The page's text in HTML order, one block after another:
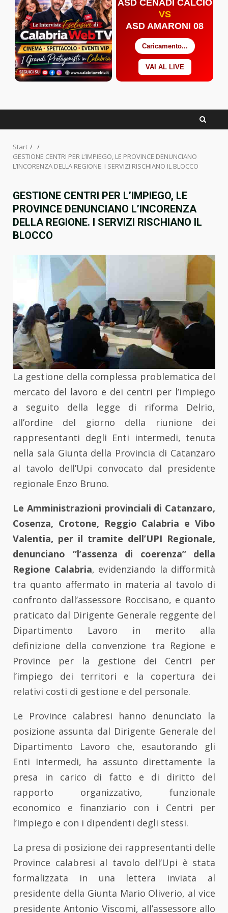
ASD CENADI CALCIO
VS
ASD AMARONI 08
Caricamento...
VAI AL LIVE
Start
GESTIONE CENTRI PER L’IMPIEGO, LE PROVINCE DENUNCIANO
L’INCORENZA DELLA REGIONE. I SERVIZI RISCHIANO IL BLOCCO
GESTIONE CENTRI PER L’IMPIEGO, LE
PROVINCE DENUNCIANO L’INCORENZA
DELLA REGIONE. I SERVIZI RISCHIANO IL
BLOCCO
La gestione della complessa problematica del
mercato del lavoro e dei centri per l’impiego
a seguito della legge di riforma Delrio,
all’ordine del giorno della riunione dei
rappresentanti degli Enti intermedi, tenuta
nella sala Giunta della Provincia di Catanzaro
al tavolo dell’Upi convocato dal presidente
regionale Enzo Bruno.
Le Amministrazioni provinciali di Catanzaro,
Cosenza, Crotone, Reggio Calabria e Vibo
Valentia, per il tramite dell’UPI Regionale,
denunciano “l’assenza di coerenza” della
Regione Calabria, evidenziando la difformità
tra quanto affermato in materia al tavolo di
confronto dall’assessore Roccisano, e quanto
praticato dal Dirigente Generale reggente del
Dipartimento Lavoro in merito alla
definizione della convenzione tra Regione e
Province per la gestione dei Centri per
l’impiego dei territori e la copertura dei
relativi costi di gestione e del personale.
Le Province calabresi hanno denunciato la
posizione assunta dal Dirigente Generale del
Dipartimento Lavoro che, esautorando gli
Enti Intermedi, ha assunto direttamente la
presa in carico di fatto e di diritto del
rapporto organizzativo, funzionale
economico e finanziario con i Centri per
l’Impiego e con i dipendenti degli stessi.
La presa di posizione dei rappresentanti delle
Province calabresi al tavolo dell’Upi è stata
formalizzata in una lettera inviata al
presidente della Giunta Mario Oliverio, al vice
presidente Antonio Viscomi, all’assessore allo